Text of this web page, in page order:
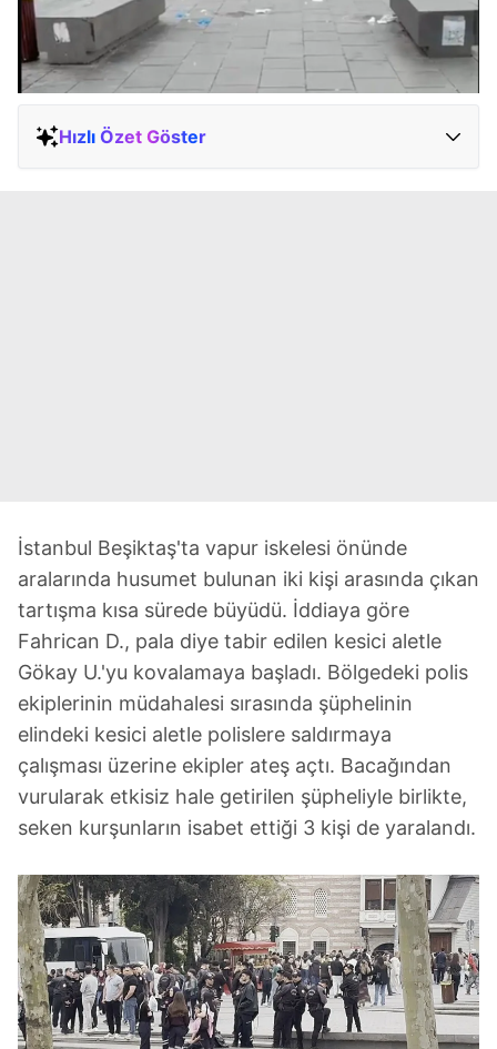
Hızlı Özet Göster
İstanbul Beşiktaş'ta vapur iskelesi önünde
aralarında husumet bulunan iki kişi arasında çıkan
tartışma kısa sürede büyüdü. İddiaya göre
Fahrican D., pala diye tabir edilen kesici aletle
Gökay U.'yu kovalamaya başladı. Bölgedeki polis
ekiplerinin müdahalesi sırasında şüphelinin
elindeki kesici aletle polislere saldırmaya
çalışması üzerine ekipler ateş açtı. Bacağından
vurularak etkisiz hale getirilen şüpheliyle birlikte,
seken kurşunların isabet ettiği 3 kişi de yaralandı.